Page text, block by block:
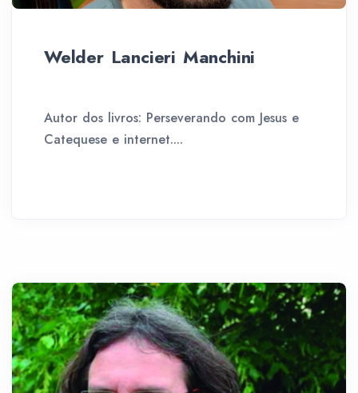
Welder Lancieri Manchini
Autor dos livros: Perseverando com Jesus e
Catequese e internet....